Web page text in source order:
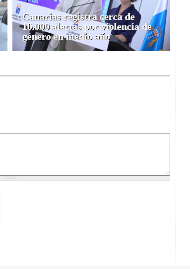
Canarias registra cerca de
10.000 alertas por violencia de
género en medio año